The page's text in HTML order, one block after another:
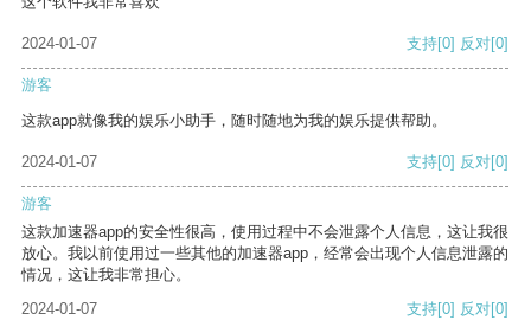
2024-01-07 支持[0] 反对[0]
游客
这款app就像我的娱乐小助手，随时随地为我的娱乐提供帮助。
2024-01-07 支持[0] 反对[0]
游客
这款加速器app的安全性很高，使用过程中不会泄露个人信息，这让我很
放心。我以前使用过一些其他的加速器app，经常会出现个人信息泄露的
情况，这让我非常担心。
2024-01-07
支持[0] 反对[0]